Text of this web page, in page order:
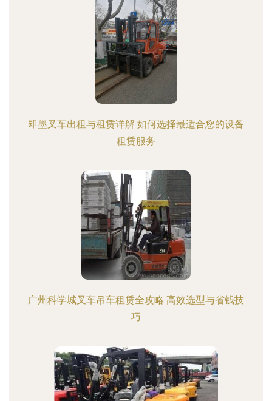
即墨叉车出租与租赁详解 如何选择最适合您的设备
租赁服务
广州科学城叉车吊车租赁全攻略 高效选型与省钱技
巧